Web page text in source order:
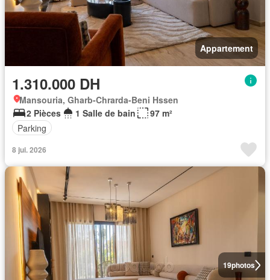
Appartement
1.310.000 DH
Mansouria, Gharb-Chrarda-Beni Hssen
2 Pièces
1 Salle de bain
97 m²
Parking
8 jui. 2026
19photos